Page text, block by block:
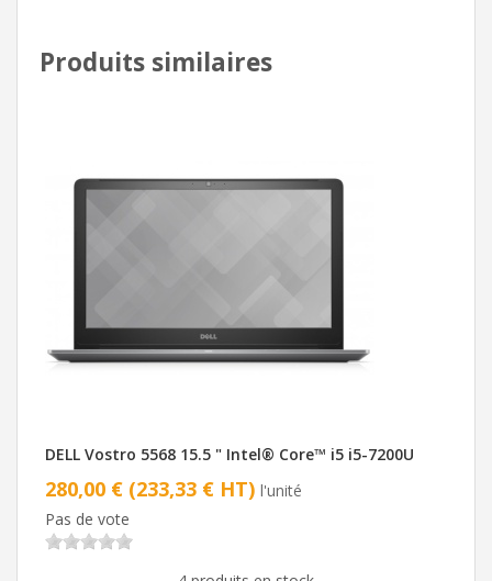
Produits similaires
DELL Vostro 5568 15.5 " Intel® Core™ i5 i5-7200U
280,00 € (233,33 € HT) l'unité
Pas de vote